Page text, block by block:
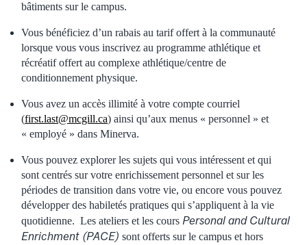
bâtiments sur le campus.
Vous bénéficiez d’un rabais au tarif offert à la communauté
lorsque vous vous inscrivez au programme athlétique et
récréatif offert au complexe athlétique/centre de
conditionnement physique.
Vous avez un accès illimité à votre compte courriel
(first.last@mcgill.ca) ainsi qu’aux menus « personnel » et
« employé » dans Minerva.
Vous pouvez explorer les sujets qui vous intéressent et qui
sont centrés sur votre enrichissement personnel et sur les
périodes de transition dans votre vie, ou encore vous pouvez
développer des habiletés pratiques qui s’appliquent à la vie
quotidienne. Les ateliers et les cours Personal and Cultural
Enrichment (PACE) sont offerts sur le campus et hors